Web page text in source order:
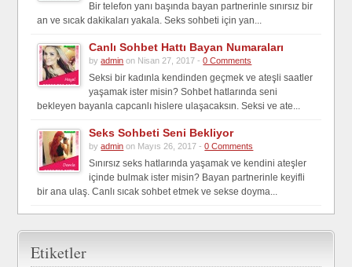
Bir telefon yanı başında bayan partnerinle sınırsız bir
an ve sıcak dakikaları yakala. Seks sohbeti için yan...
Canlı Sohbet Hattı Bayan Numaraları
byadmin on Nisan 27, 2017 -0 Comments
Seksi bir kadınla kendinden geçmek ve ateşli saatler
yaşamak ister misin? Sohbet hatlarında seni
bekleyen bayanla capcanlı hislere ulaşacaksın. Seksi ve ate...
Seks Sohbeti Seni Bekliyor
byadmin on Mayıs 26, 2017 -0 Comments
Sınırsız seks hatlarında yaşamak ve kendini ateşler
içinde bulmak ister misin? Bayan partnerinle keyifli
bir ana ulaş. Canlı sıcak sohbet etmek ve sekse doyma...
Etiketler